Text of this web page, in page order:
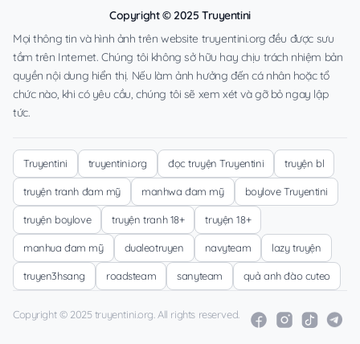
Copyright © 2025 Truyentini
Mọi thông tin và hình ảnh trên website truyentini.org đều được sưu
tầm trên Internet. Chúng tôi không sở hữu hay chịu trách nhiệm bản
quyền nội dung hiển thị. Nếu làm ảnh hưởng đến cá nhân hoặc tổ
chức nào, khi có yêu cầu, chúng tôi sẽ xem xét và gỡ bỏ ngay lập
tức.
Truyentini truyentini.org đọc truyện Truyentini truyện bl
truyện tranh đam mỹ manhwa đam mỹ boylove Truyentini
truyện boylove truyện tranh 18+ truyện 18+
manhua đam mỹ dualeotruyen navyteam lazy truyện
truyen3hsang roadsteam sanyteam quả anh đào cuteo
Copyright © 2025 truyentini.org. All rights reserved.